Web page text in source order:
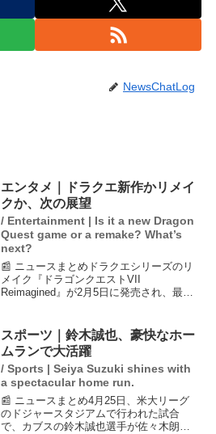
NewsChatLog
エンタメ｜ドラクエ新作かリメイ
クか、次の展望
/ Entertainment | Is it a new Dragon
Quest game or a remake? What’s
next?
📰 ニュースまとめドラクエシリーズのリ
メイク『ドラゴンクエストVII
Reimagined』が2月5日に発売され、最近
が近いとの噂や、リメイク候補として4、
8、9が挙げ...
スポーツ｜鈴木誠也、豪快なホー
ムランで大活躍
/ Sports | Seiya Suzuki shines with
a spectacular home run.
📰 ニュースまとめ4月25日、米大リーグ
のドジャースタジアムで行われた試合
で、カブスの鈴木誠也選手が佐々木朗希